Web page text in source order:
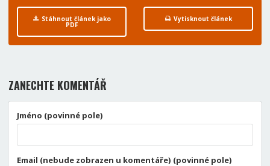
Stáhnout článek jako
PDF
Vytisknout článek
ZANECHTE KOMENTÁŘ
Jméno (povinné pole)
Email (nebude zobrazen u komentáře) (povinné pole)